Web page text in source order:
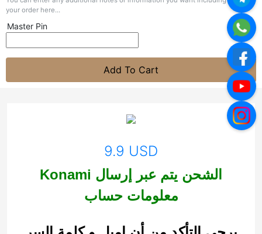
your order here...
Master Pin
Add To Cart
9.9 USD
Konami الشحن يتم عبر إرسال
معلومات حساب